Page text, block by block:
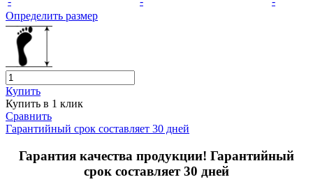
Определить размер
Купить
Купить в 1 клик
Сравнить
Гарантийный срок составляет 30 дней
Гарантия качества продукции! Гарантийный
срок составляет 30 дней